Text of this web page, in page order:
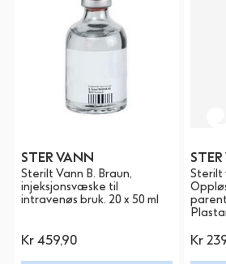
STER VANN
Sterilt Vann B. Braun,
injeksjonsvæske til
intravenøs bruk. 20 x 50 ml
Kr 459,90
Sterilt
Kr